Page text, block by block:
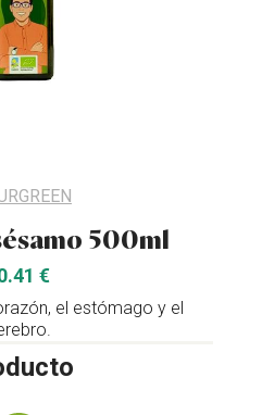
500ml
€
el estómago y el